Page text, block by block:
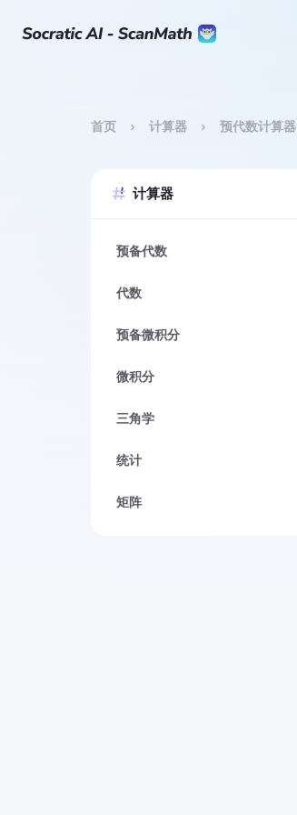
首页 计算器 预代数计算器
计算器
预备代数
代数
预备微积分
微积分
三角学
统计
矩阵